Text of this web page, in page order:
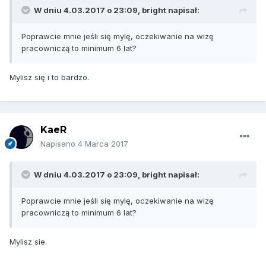
W dniu 4.03.2017 o 23:09, bright napisał:
Poprawcie mnie jeśli się mylę, oczekiwanie na wizę
pracowniczą to minimum 6 lat?
Mylisz się i to bardzo.
KaeR
Napisano 4 Marca 2017
W dniu 4.03.2017 o 23:09, bright napisał:
Poprawcie mnie jeśli się mylę, oczekiwanie na wizę
pracowniczą to minimum 6 lat?
Mylisz sie.